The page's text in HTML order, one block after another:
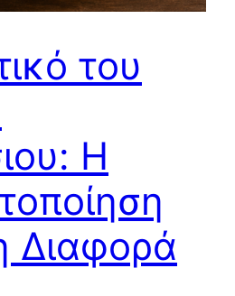
του
Η
Διαφορά